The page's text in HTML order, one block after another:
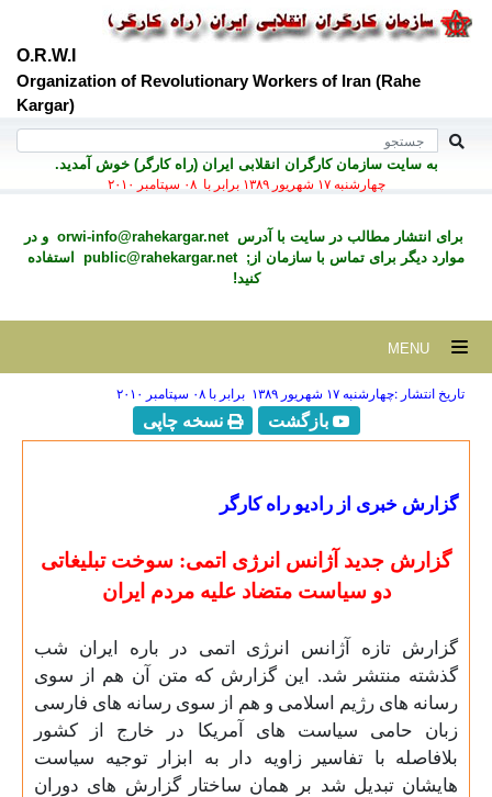
O.R.W.I
Organization of Revolutionary Workers of Iran (Rahe
Kargar)
به سايت سازمان کارگران انقلابی ايران (راه کارگر) خوش آمديد.
چهارشنبه ۱۷ شهريور ۱۳۸۹ برابر با ۰۸ سپتامبر ۲۰۱۰
برای انتشار مطالب در سايت با آدرسorwi-info@rahekargar.net و در
موارد ديگر برای تماس با سازمان از;public@rahekargar.net
استفاده
کنید!
تاریخ انتشار :چهارشنبه ۱۷ شهريور ۱۳۸۹ برابر با ۰۸ سپتامبر ۲۰۱۰
بازگشت نسخه چاپی
گزارش خبری از رادیو راه کارگر
گزارش جدید آژانس انرژی اتمی: سوخت تبلیغاتی
دو سیاست متضاد علیه مردم ایران
گزارش تازه آژانس انرژی اتمی در باره ایران شب
گذشته منتشر شد. این گزارش که متن آن هم از سوی
رسانه های رژیم اسلامی و هم از سوی رسانه های فارسی
زبان حامی سیاست های آمریکا در خارج از کشور
بلافاصله با تفاسیر زاویه دار به ابزار توجیه سیاست
هایشان تبدیل شد بر همان ساختار گزارش های دوران